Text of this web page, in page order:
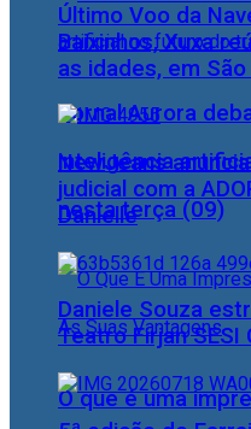
Jornal Aurora
inteligência
nesta terça (09)
O que é uma
Último Voo da
Baixinhos, Xuxa
as idades, em São
NewJeans
judicial com a
Danielle
Daniele Souza
Teatro Firjan SESI